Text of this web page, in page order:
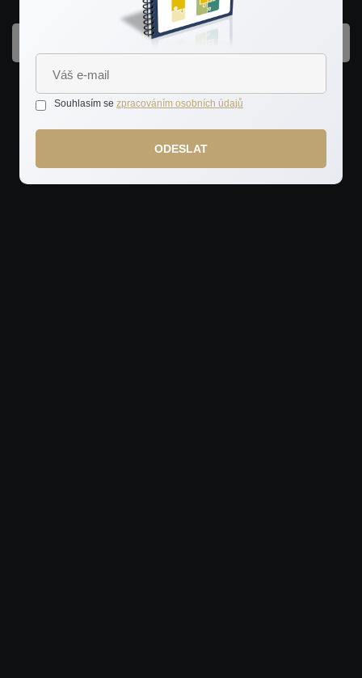
KONTAKTOVAT
Souhlasím se zpracováním osobních údajů
ODESLAT